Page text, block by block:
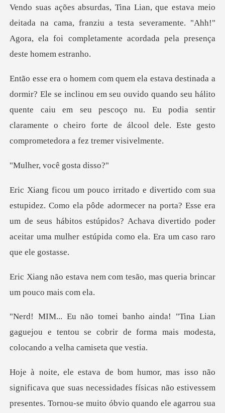
a na cama, franziu a testa severamente. "Ahh!"
Agora, ela fo
u ouvido quando seu hálito
quente caiu em seu pescoço nu. Eu podia sentir
claramente
você gost
e adormecer na porta? Esse era
um de seus hábitos estúpidos? Achava divertido
com tesão, mas queria brin
ian
gaguejou e tentou se cobrir de forma mais m
suas necessidades físicas não estivessem
presentes. Tornou-se muito